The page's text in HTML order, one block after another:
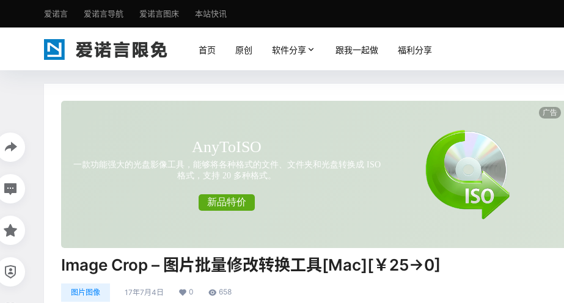
爱诺言 爱诺言导航 爱诺言图床 本站快讯
首页 原创 软件分享 跟我一起做 福利分享
Image Crop – 图片批量修改转换工具[Mac][￥25→0]
图片图像 17年7月4日 0 658